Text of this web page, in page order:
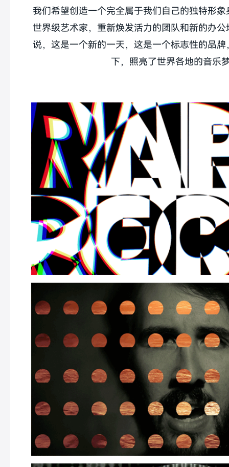
我们希望创造一个完全属于我们自己的独特形
世界级艺术家，重新焕发活力的团队和新的办
说，这是一个新的一天，这是一个标志性的品
下，照亮了世界各地的音乐